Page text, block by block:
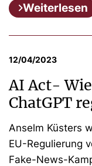
Weiterlesen
12/04/2023
AI Act-
ChatGPT
Anselm Küsters
EU-Regulierung
Fake-News-